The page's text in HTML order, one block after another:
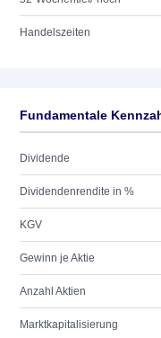
Handelszeiten
Dividende
Dividendenrendite in %
KGV
Gewinn je Aktie
Anzahl Aktien
Marktkapitalisierung